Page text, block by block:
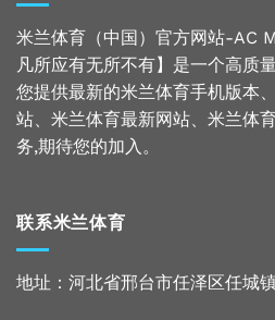
米兰体育（中国）官方网站-AC
凡所应有无所不有】是一个高质
您提供最新的米兰体育手机版本
站、米兰体育最新网站、米兰体
务,期待您的加入。
联系米兰体育
地址：河北省邢台市任泽区任城